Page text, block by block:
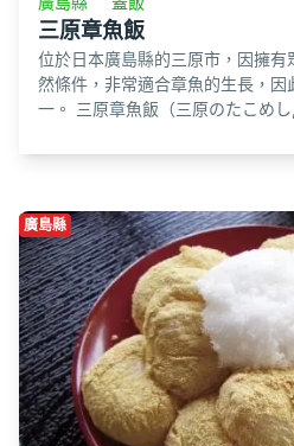
三原章魚飯
位於日本廣島縣的三原市，因擁有
然條件，非常適合章魚的生長，因
一。 三原章魚飯（三原のたこめ
廣島縣